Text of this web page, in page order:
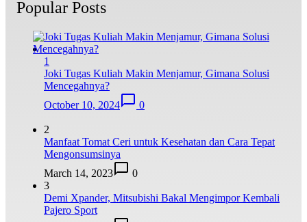
Popular Posts
1
Joki Tugas Kuliah Makin Menjamur, Gimana Solusi
Mencegahnya?
October 10, 2024
0
2
Manfaat Tomat Ceri untuk Kesehatan dan Cara Tepat
Mengonsumsinya
March 14, 2023
0
3
Demi Xpander, Mitsubishi Bakal Mengimpor Kembali
Pajero Sport